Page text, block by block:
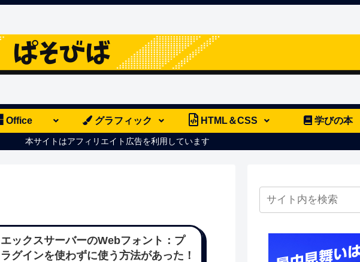
Office グラフィック HTML＆CSS 学びの本
本サイトはアフィリエイト広告を利用しています
エックスサーバーのWebフォント：プ
ラグインを使わずに使う方法があった！